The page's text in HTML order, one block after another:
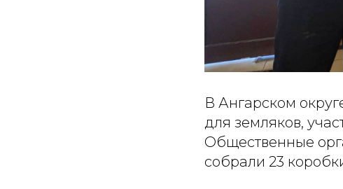
В Ангарском
для земляков,
Общественные
собрали 23